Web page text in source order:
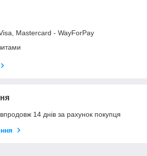
Mastercard - WayForPay
14 днів за рахунок покупця